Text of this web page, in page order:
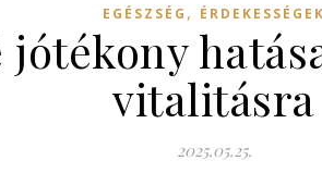
EGÉSZSÉG , ÉRDEKESSÉGEK
vitalitásra
2025.05.25.